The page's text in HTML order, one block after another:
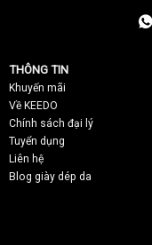
THÔNG TIN
Khuyến mãi
Về KEEDO
Chính sách đại lý
Tuyển dụng
Liên hệ
Blog giày dép da